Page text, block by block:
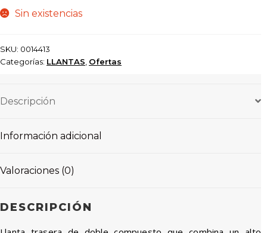
Sin existencias
SKU: 0014413
Categorías: LLANTAS Ofertas
Descripción
Información adicional
Valoraciones (0)
DESCRIPCIÓN